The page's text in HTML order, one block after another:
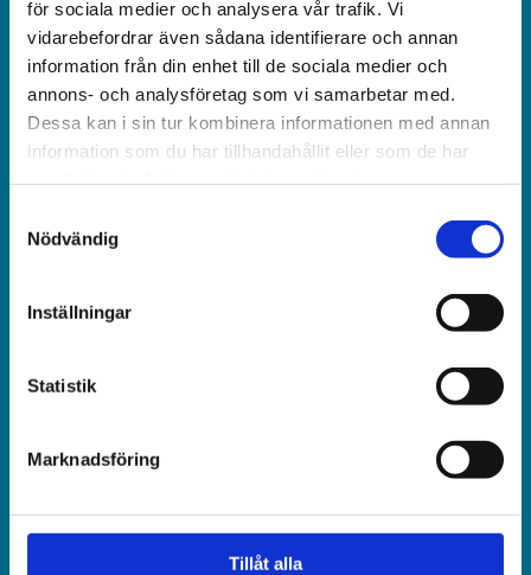
för sociala medier och analysera vår trafik. Vi
vidarebefordrar även sådana identifierare och annan
information från din enhet till de sociala medier och
annons- och analysföretag som vi samarbetar med.
Dessa kan i sin tur kombinera informationen med annan
information som du har tillhandahållit eller som de har
Nödvändig
Inställningar
Statistik
Marknadsföring
Tillåt alla
Ansvarig utgivare och chef­redaktör:
Jonas Adolfsson
© Världen idag AB
018-430 40 00
Kundservice:
(kl 10–12, 14–16)
Redaktionen: